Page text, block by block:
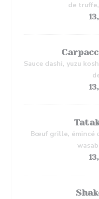
de truffe,
Sauce dashi, yuzu
Bœuf grille, émincé